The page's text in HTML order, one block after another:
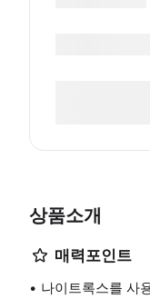
상품소개
매력포인트
나이트록스를 사